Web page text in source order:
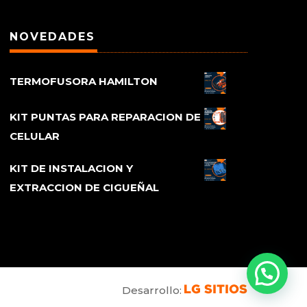
NOVEDADES
TERMOFUSORA HAMILTON
KIT PUNTAS PARA REPARACION DE
CELULAR
KIT DE INSTALACION Y
EXTRACCION DE CIGUEÑAL
Desarrollo: